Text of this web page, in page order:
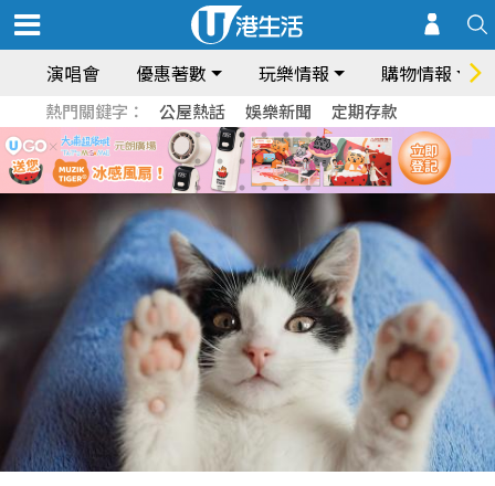
演唱會 優惠著數 玩樂情報 購物情報
熱門關鍵字： 公屋熱話 娛樂新聞 定期存款